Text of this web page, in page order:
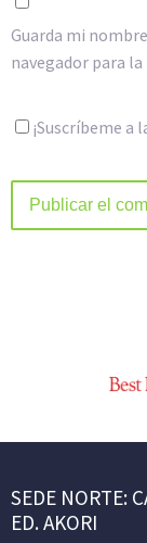
Guarda mi
navegador para
¡Suscríbeme a
SEDE NORTE:
ED. AKORI